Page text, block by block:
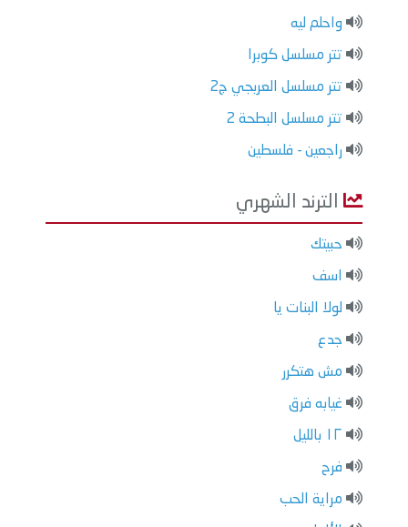
واحلم ليه
تتر مسلسل كوبرا
تتر مسلسل العربجي ج2
تتر مسلسل البطحة 2
راجعين - فلسطين
الترند الشهري
حبيتك
اسف
لولا البنات يا
جدع
مش هتكرر
غيابه فرق
١٢ بالليل
فرح
مراية الحب